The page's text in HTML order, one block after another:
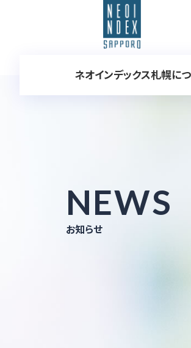
ネオインデックス札幌に
NEWS
お知らせ